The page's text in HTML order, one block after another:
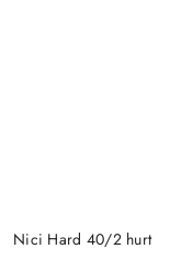
Nici Hard 40/2 hurt